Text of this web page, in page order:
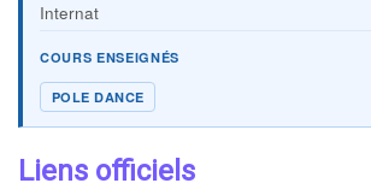
Internat
COURS ENSEIGNÉS
POLE DANCE
Liens officiels